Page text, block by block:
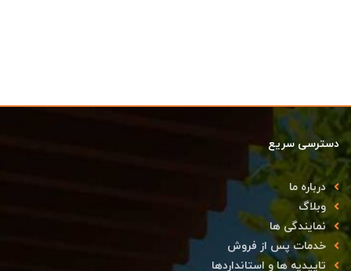
دسترسی سریع
درباره ما
وبلاگ
نمایندگی ها
خدمات پس از فروش
تاییدیه ها و استانداردها